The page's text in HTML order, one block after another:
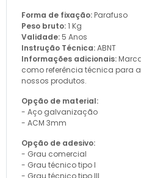
Forma de fixação: Parafuso
Peso bruto:1 Kg
Validade: 5 Anos
Instrução Técnica:ABNT
Informações adicionais:
como referência técnica para
nossos produtos.
Opção de material:
- Aço galvanização
- ACM 3mm
Opção de adesivo:
- Grau comercial
- Grau técnico tipo I
- Grau técnico tipo III